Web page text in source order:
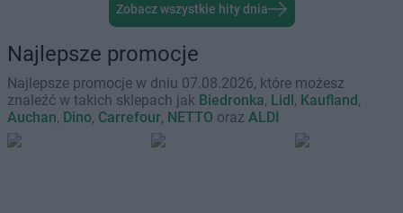
Zobacz wszystkie hity dnia
Najlepsze promocje
Najlepsze promocje w dniu 07.08.2026, które możesz
znaleźć w takich sklepach jak Biedronka, Lidl, Kaufland,
Auchan, Dino, Carrefour, NETTO oraz ALDI